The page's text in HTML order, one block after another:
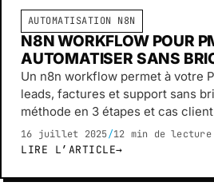
AUTOMATISATION N8N
N8N WORKFLOW POUR
AUTOMATISER SANS
Un n8n workflow permet à votre
leads, factures et support sans
méthode en 3 étapes et cas
16 juillet 2025/12 min de lecture
LIRE L’ARTICLE→